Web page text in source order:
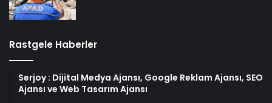
Rastgele Haberler
Serjoy : Dijital Medya Ajansı, Google Reklam Ajansı, SEO
Ajansı ve Web Tasarım Ajansı